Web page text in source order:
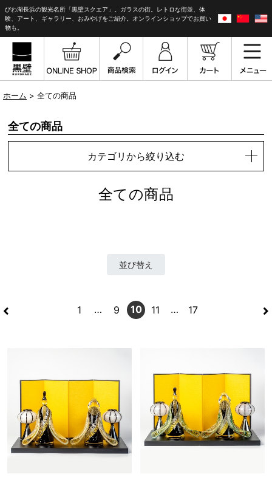
びわ湖長浜の観光名所「黒壁スクエア」。ガラスの街。レトロな街並、体
験、アート、ギャラリー、おみやげをご紹介。オンラインショップでお買い
物も。
ホーム > 全ての商品
全ての商品
カテゴリから絞り込む
全ての商品
並び替え
< >
1 … 9 10 11 … 17